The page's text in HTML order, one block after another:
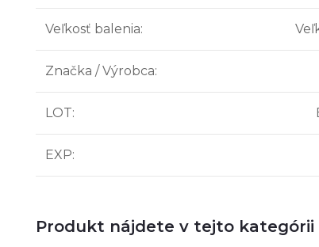
Veľkosť balenia:
Značka / Výrobca:
LOT:
EXP:
Produkt nájdete v tejto kategórii